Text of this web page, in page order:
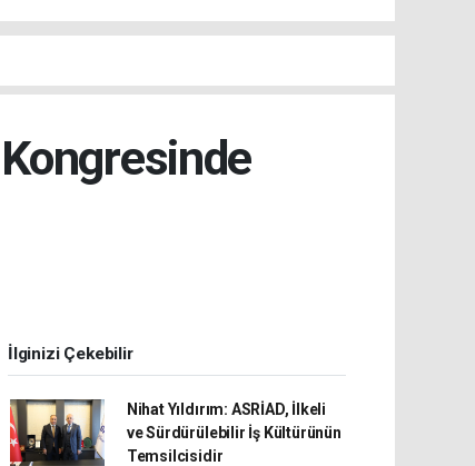
İlginizi Çekebilir
Nihat Yıldırım: ASRİAD, İlkeli
ve Sürdürülebilir İş Kültürünün
Temsilcisidir